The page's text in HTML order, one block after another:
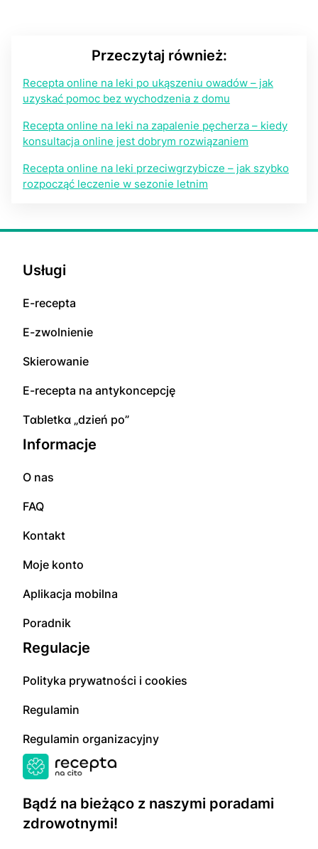
Przeczytaj również:
Recepta online na leki po ukąszeniu owadów – jak
uzyskać pomoc bez wychodzenia z domu
Recepta online na leki na zapalenie pęcherza – kiedy
konsultacja online jest dobrym rozwiązaniem
Recepta online na leki przeciwgrzybicze – jak szybko
rozpocząć leczenie w sezonie letnim
Bądź na bieżąco z naszymi poradami
zdrowotnymi!
Usługi
E-rесерta
E-zwolnienie
Skierowanie
E-rесерta na аntуkоnсерсję
Tɑbletkɑ „dzień po”
Informacje
O nas
FAQ
Kontakt
Moje konto
Aplikacja mobilna
Poradnik
Regulacje
Polityka prywatności i cookies
Regulamin
Regulamin organizacyjny